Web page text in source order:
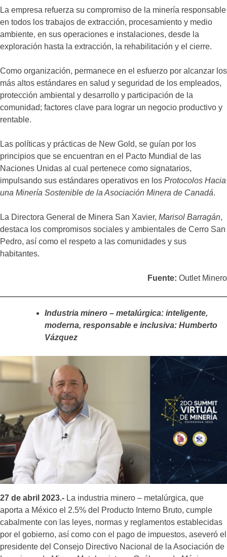
La empresa refuerza su compromiso de la minería responsable
en todos los trabajos de extracción, procesamiento y medio
ambiente, en sus operaciones e instalaciones, desde la
exploración hasta la extracción, la rehabilitación y el cierre.
Como organización, permanece en el esfuerzo por alcanzar los
más altos estándares en salud y seguridad de los empleados,
protección ambiental y desarrollo y participación de la
comunidad; factores clave para lograr un negocio productivo y
rentable.
Las políticas y prácticas de New Gold, se guían por los
principios que se encuentran en el Pacto Mundial de las
Naciones Unidas al cual pertenece como signatarios,
impulsando sus estándares operativos en los Protocolos Hacia
una Minería Sostenible de la Asociación Minera de Canadá.
La Directora General de Minera San Xavier, Marisol Barragán,
destaca los compromisos sociales y ambientales de Cerro San
Pedro, así como el respeto a las comunidades y sus
habitantes.
Fuente: Outlet Minero
Industria minero – metalúrgica: inteligente,
moderna, responsable e inclusiva: Humberto
Vázquez
27 de abril 2023.- La industria minero – metalúrgica, que
aporta a México el 2.5% del Producto Interno Bruto, cumple
cabalmente con las leyes, normas y reglamentos establecidas
por el gobierno, así como con el pago de impuestos, aseveró el
presidente del Consejo Directivo Nacional de la Asociación de